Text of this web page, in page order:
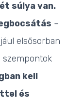
súlya van.
–
elsősorban
szempontok
kell
és